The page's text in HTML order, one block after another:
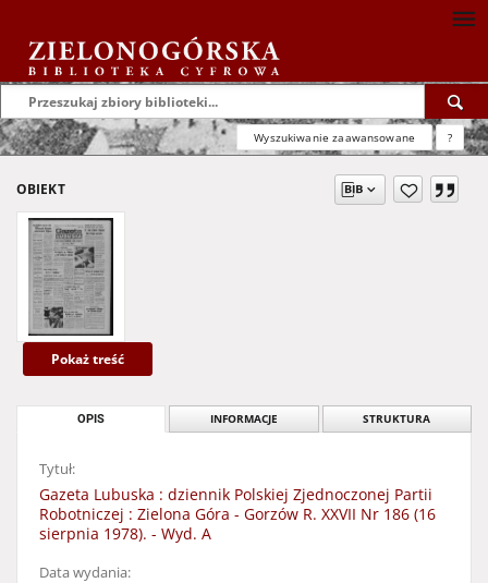
Wyszukiwanie zaawansowane ?
OBIEKT
Pokaż treść
OPIS INFORMACJE STRUKTURA
Tytuł:
Gazeta Lubuska : dziennik Polskiej Zjednoczonej Partii
Robotniczej : Zielona Góra - Gorzów R. XXVII Nr 186 (16
sierpnia 1978). - Wyd. A
Data wydania: